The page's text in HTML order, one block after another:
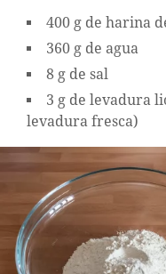
400 g de harina
360 g de agua
8 g de sal
3 g de levadura
levadura fresca)